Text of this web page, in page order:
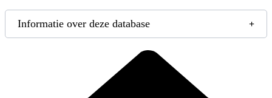
Informatie over deze database